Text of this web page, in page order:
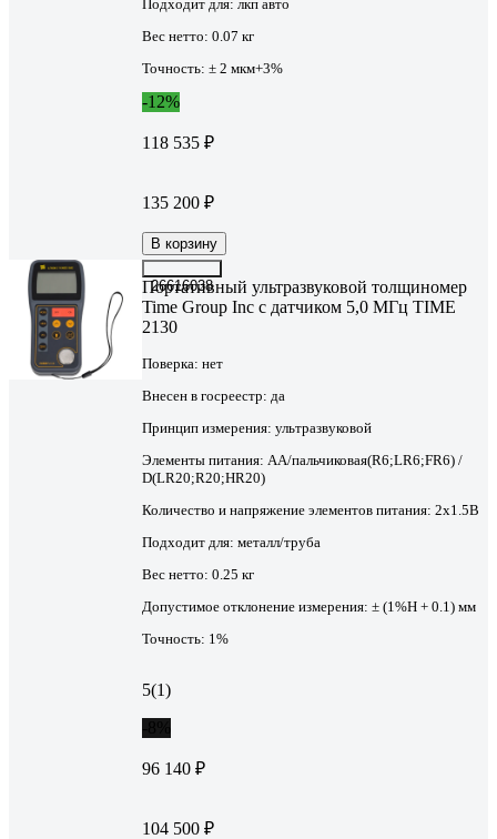
Подходит для: лкп авто
Вес нетто: 0.07 кг
Точность: ± 2 мкм+3%
-12%
118 535 ₽
135 200 ₽
В корзину
26616038
Портативный ультразвуковой толщиномер
Time Group Inc с датчиком 5,0 МГц TIME
2130
Поверка: нет
Внесен в госреестр: да
Принцип измерения: ультразвуковой
Элементы питания: AA/пальчиковая(R6;LR6;FR6) /
D(LR20;R20;HR20)
Количество и напряжение элементов питания: 2х1.5B
Подходит для: металл/труба
Вес нетто: 0.25 кг
Допустимое отклонение измерения: ± (1%Н + 0.1) мм
Точность: 1%
5(1)
96 140 ₽
104 500 ₽